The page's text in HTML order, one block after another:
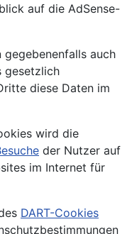
auf die AdSense-
auch
gesetzlich
diese Daten im
wird die
der Nutzer auf
im Internet für
DART-Cookies